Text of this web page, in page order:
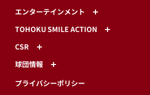
エンターテインメント
TOHOKU SMILE ACTION
CSR
球団情報
プライバシーポリシー